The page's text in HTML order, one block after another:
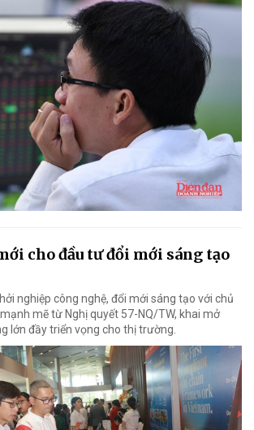
cho đầu tư đổi mới sáng tạo
nghiệp công nghệ, đổi mới sáng tạo với chủ
mẽ từ Nghị quyết 57-NQ/TW, khai mở
lớn đầy triển vọng cho thị trường.